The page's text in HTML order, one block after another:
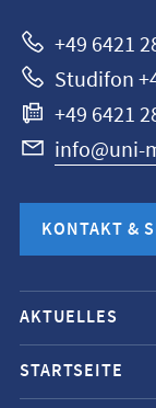
+49 6421
Studifon
+49 6421
info@uni-
KONTAKT &
Mobile-
Service-
Navigation
AKTUELLES
STARTSEITE